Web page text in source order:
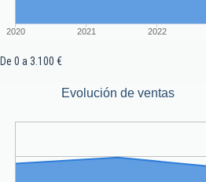
2020 2021 2022
De 0 a 3.100 €
Evolución de ventas